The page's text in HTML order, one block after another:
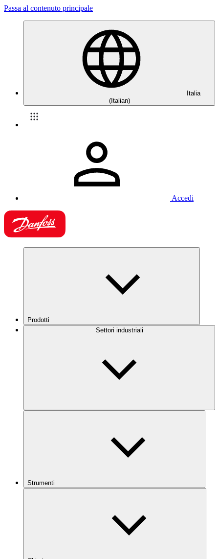
Passa al contenuto principale
Italia
(Italian)
Accedi
Prodotti
Settori industriali
Strumenti